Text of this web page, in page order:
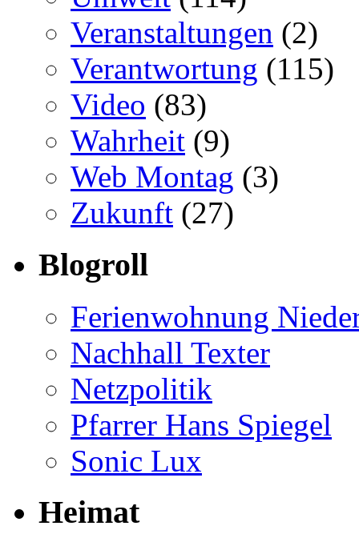
Veranstaltungen (2)
Verantwortung (115)
Video (83)
Wahrheit (9)
Web Montag (3)
Zukunft (27)
Blogroll
Ferienwohnung
Nachhall Texter
Netzpolitik
Pfarrer Hans Spiegel
Sonic Lux
Heimat